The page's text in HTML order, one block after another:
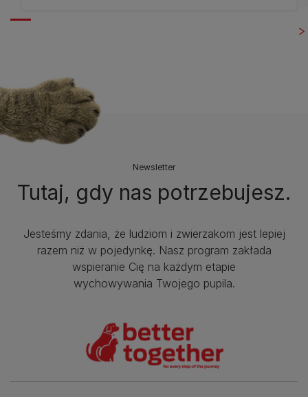
Newsletter
Tutaj, gdy nas potrzebujesz.
Jesteśmy zdania, że ludziom i zwierzakom jest lepiej
razem niż w pojedynkę. Nasz program zakłada
wspieranie Cię na każdym etapie
wychowywania Twojego pupila.